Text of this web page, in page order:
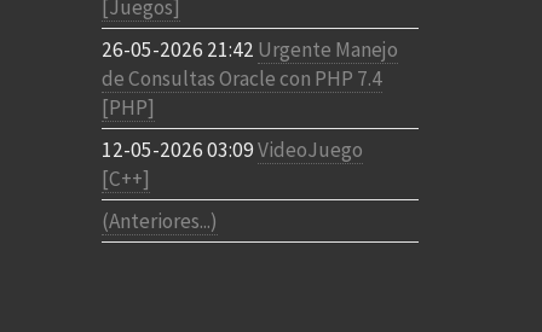
[Juegos]
26-05-2026 21:42 Urgente Manejo
de Consultas Oracle con PHP 7.4
[PHP]
12-05-2026 03:09VideoJuego
[C++]
(Anteriores...)